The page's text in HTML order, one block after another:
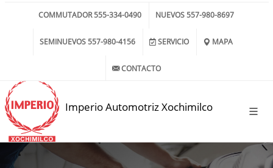
COMMUTADOR 555-334-0490 NUEVOS 557-980-8697
SEMINUEVOS 557-980-4156 SERVICIO MAPA
CONTACTO
Imperio Automotriz Xochimilco